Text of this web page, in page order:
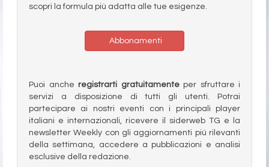
scopri la formula più adatta alle tue esigenze.
Abbonamenti
Puoi anche registrarti gratuitamenteper sfruttare i
servizi a disposizione di tutti gli utenti. Potrai
partecipare ai nostri eventi con i principali player
italiani e internazionali, ricevere il siderweb TG e la
newsletter Weekly con gli aggiornamenti più rilevanti
della settimana, accedere a pubblicazioni e analisi
esclusive della redazione.